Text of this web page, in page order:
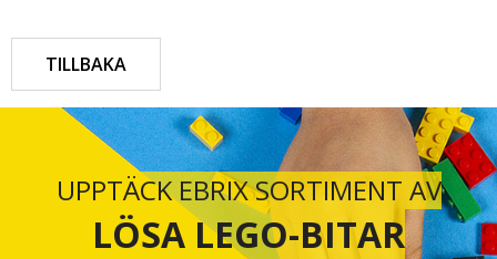
TILLBAKA
UPPTÄCK EBRIX SORTIMENT AV
LÖSA LEGO-BITAR